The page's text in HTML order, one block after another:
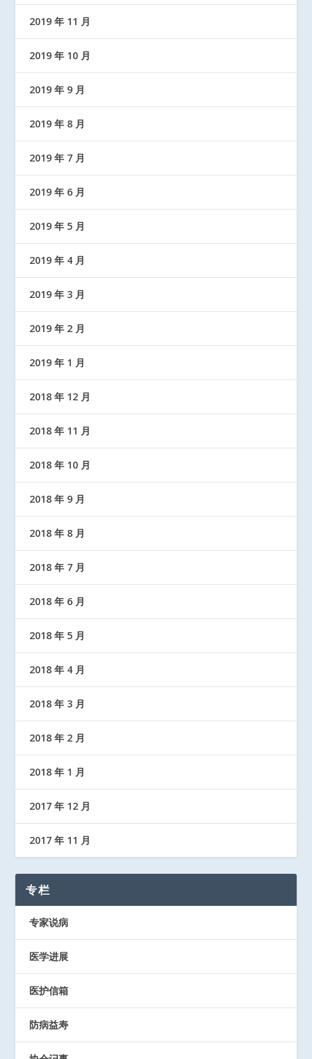
2019 年 11 月
2019 年 10 月
2019 年 9 月
2019 年 8 月
2019 年 7 月
2019 年 6 月
2019 年 5 月
2019 年 4 月
2019 年 3 月
2019 年 2 月
2019 年 1 月
2018 年 12 月
2018 年 11 月
2018 年 10 月
2018 年 9 月
2018 年 8 月
2018 年 7 月
2018 年 6 月
2018 年 5 月
2018 年 4 月
2018 年 3 月
2018 年 2 月
2018 年 1 月
2017 年 12 月
2017 年 11 月
专栏
专家说病
医学进展
医护信箱
防病益寿